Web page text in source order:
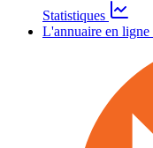
Statistiques
L'annuaire en ligne